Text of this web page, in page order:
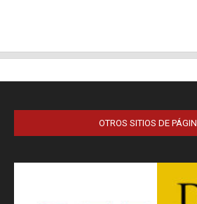
OTROS SITIOS DE